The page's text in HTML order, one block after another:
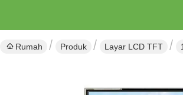
Rumah Produk Layar LCD TFT